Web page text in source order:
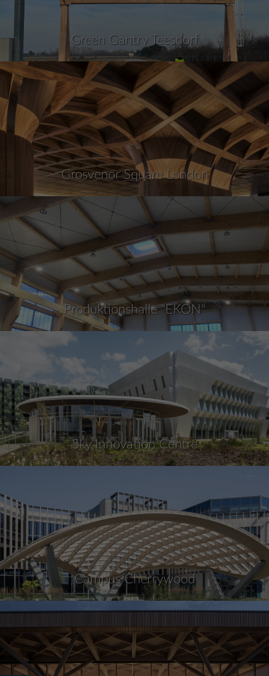
Green Gantry Teesdorf
Grosvenor Square London
Produktionshalle "EKON"
Sky Innovation Centre
Campus Cherrywood